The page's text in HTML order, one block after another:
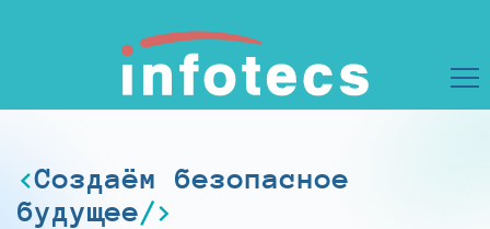
Создаём безопасное
будущее